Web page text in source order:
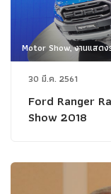
Motor Show, งานแสดง
30 มี.ค. 2561
Ford Ranger
Show 2018